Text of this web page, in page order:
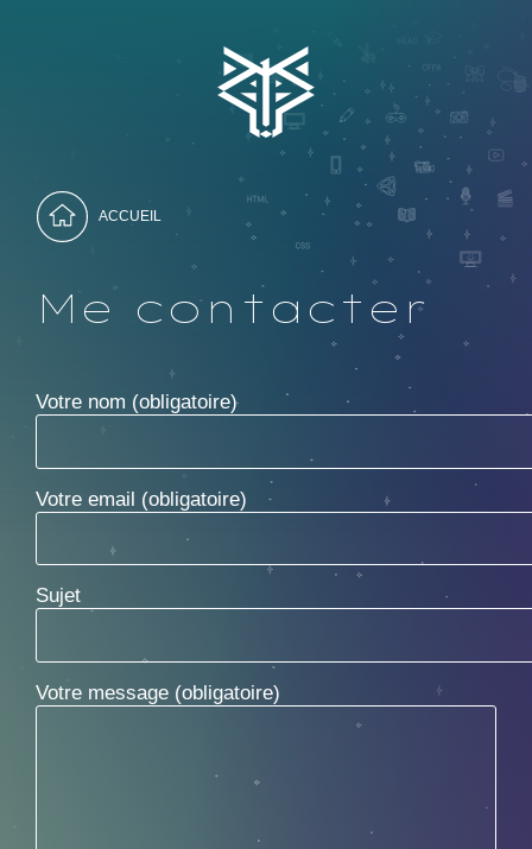
Camille Vitré Web & Design
ACCUEIL
Me contacter
Votre nom (obligatoire)
Votre email (obligatoire)
Sujet
Votre message (obligatoire)